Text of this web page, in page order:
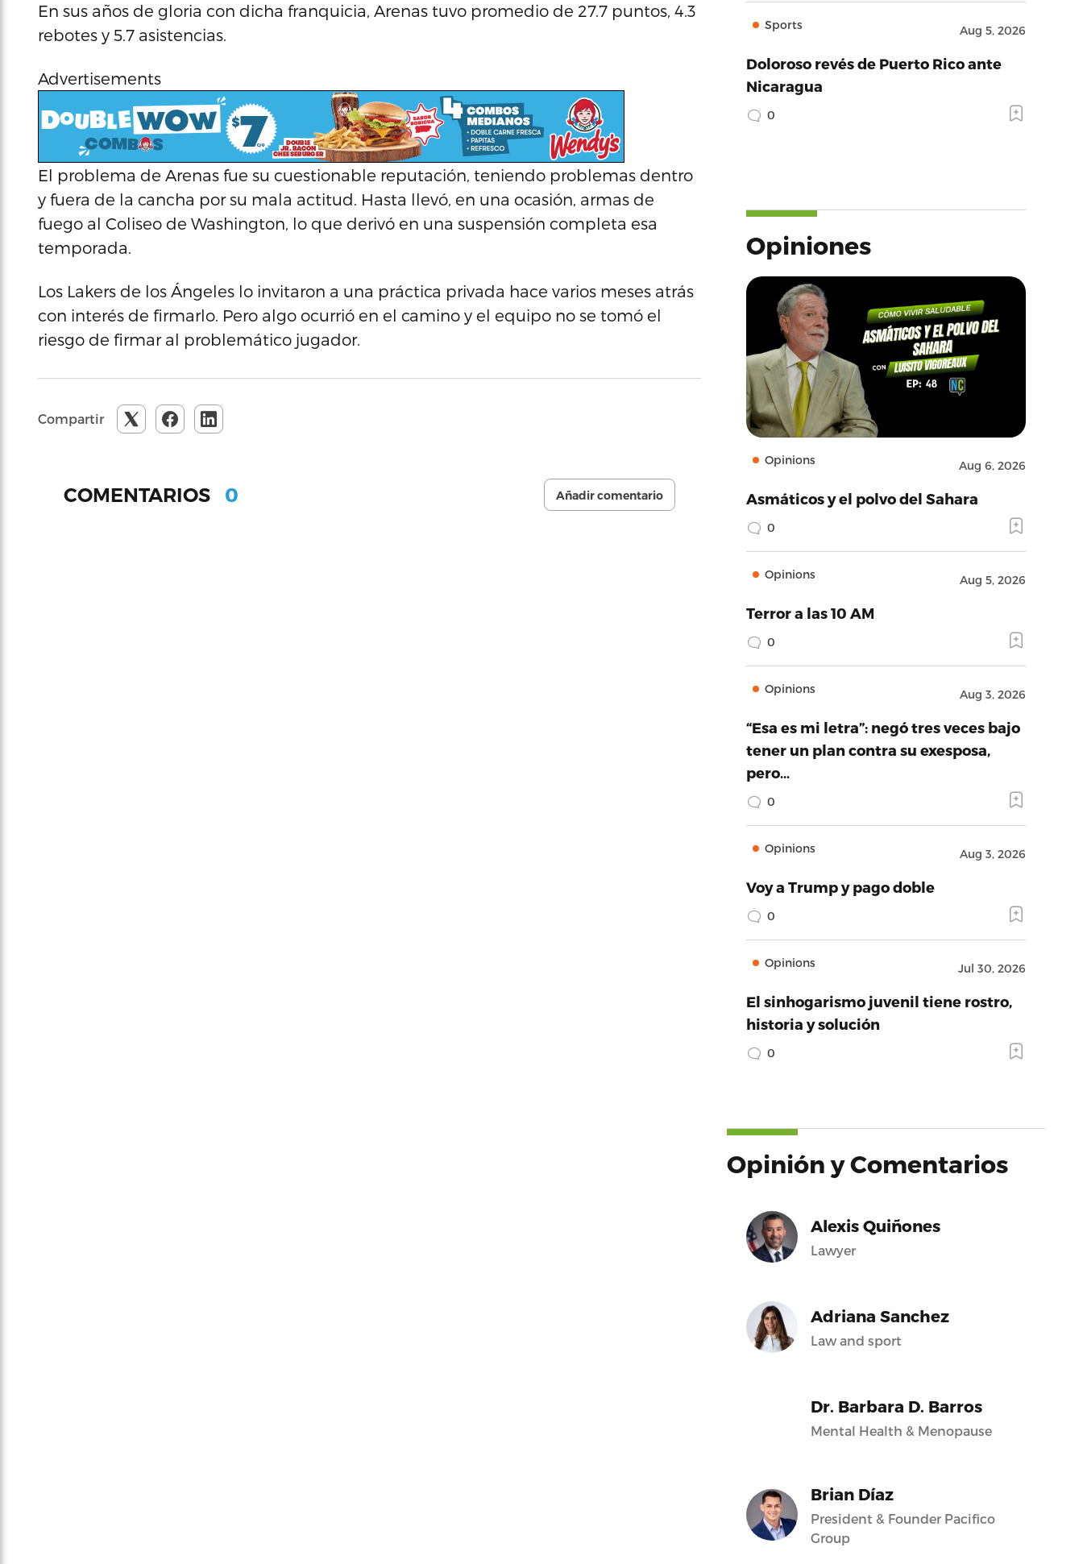
En sus años de gloria con dicha franquicia, Arenas tuvo promedio de 27.7 puntos, 4.3
rebotes y 5.7 asistencias.
Advertisements
El problema de Arenas fue su cuestionable reputación, teniendo problemas dentro
y fuera de la cancha por su mala actitud. Hasta llevó, en una ocasión, armas de
fuego al Coliseo de Washington, lo que derivó en una suspensión completa esa
temporada.
Los Lakers de los Ángeles lo invitaron a una práctica privada hace varios meses atrás
con interés de firmarlo. Pero algo ocurrió en el camino y el equipo no se tomó el
riesgo de firmar al problemático jugador.
Compartir
COMENTARIOS 0 Añadir comentario
Sports Aug 5, 2026
Doloroso revés de Puerto Rico ante
Nicaragua
0
Opiniones
Opinions Aug 6, 2026
Asmáticos y el polvo del Sahara
0
Opinions Aug 5, 2026
Terror a las 10 AM
0
Opinions Aug 3, 2026
“Esa es mi letra”: negó tres veces bajo
tener un plan contra su exesposa,
pero…
0
Opinions Aug 3, 2026
Voy a Trump y pago doble
0
Opinions Jul 30, 2026
El sinhogarismo juvenil tiene rostro,
historia y solución
0
Opinión y Comentarios
Alexis Quiñones
Lawyer
Adriana Sanchez
Law and sport
Dr. Barbara D. Barros
Mental Health & Menopause
Brian Díaz
President & Founder Pacifico
Group